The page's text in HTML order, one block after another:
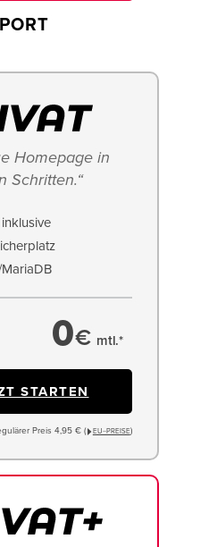
Homepage in
Schritten.“
0€ mtl.*
STARTEN
Preis 4,95 € ( EU−PREISE)